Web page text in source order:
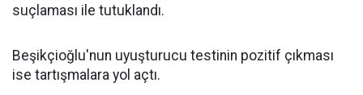
suçlaması ile tutuklandı.
Beşikçioğlu'nun uyuşturucu testinin pozitif çıkması
ise tartışmalara yol açtı.